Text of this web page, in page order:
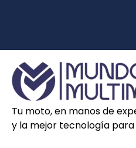
Tu moto, en manos de
y la mejor tecnología